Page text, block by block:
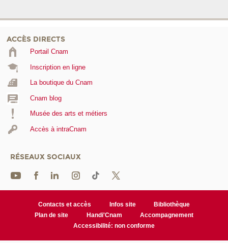
ACCÈS DIRECTS
Portail Cnam
Inscription en ligne
La boutique du Cnam
Cnam blog
Musée des arts et métiers
Accès à intraCnam
RÉSEAUX SOCIAUX
Contacts et accès Infos site
Bibliothèque
Plan de site
Handi'Cnam
Accompagnement
Accessibilité: non conforme